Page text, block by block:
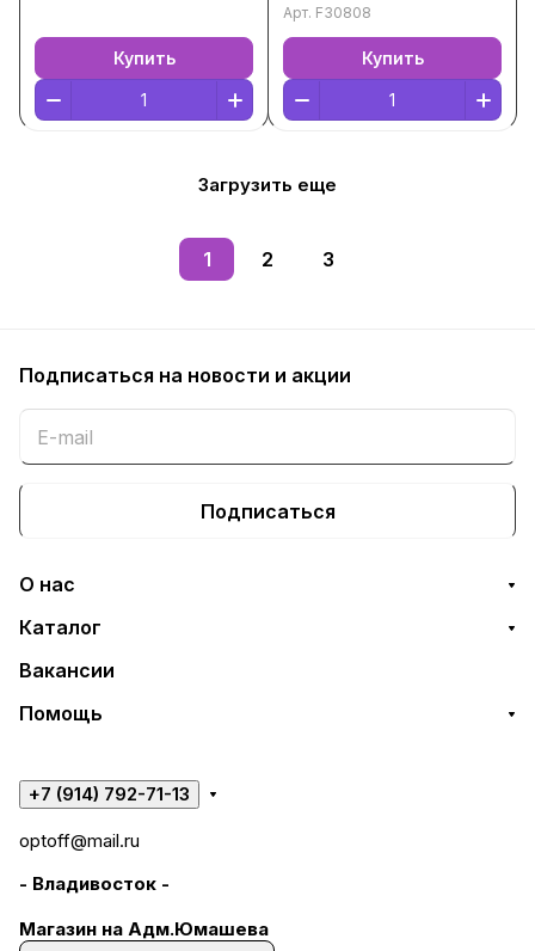
Купить
Арт. F30808
Купить
Загрузить еще
1 2 3
Подписаться на новости и акции
Подписаться
О нас
Каталог
Вакансии
Помощь
+7 (914) 792-71-13
optoff@mail.ru
- Владивосток -
Магазин на Адм.Юмашева